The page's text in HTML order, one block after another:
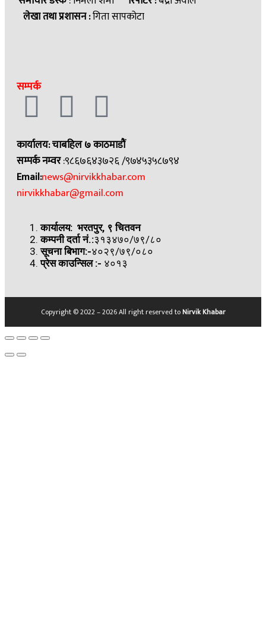
लेखा तथा प्रशासन :गिता सापकोटा
सम्पर्क
कार्यालय: चाबहिल ७ काठमाडौं
सम्पर्क नम्वर:९८६७६४३७२६ /९७४५३५८७९४
Email:news@nirvikkhabar.com
nirvikkhabar@gmail.com
कार्यालय: भरतपुर, ९ चितवन
कम्पनी दर्ता नं.:३१३४७०/७९/८०
सूचना बिभाग:-४०२९/७९/०८०
प्रेस काउन्सिल:- ४०१३
Copyright © 2022 – 2026 All right reserved toNirvik Khabar